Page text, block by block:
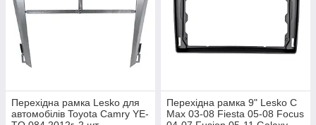
Перехідна рамка Lesko для
автомобілів Toyota Camry YE-
Перехідна рамка 9" Lesko C
Max 03-08 Fiesta 05-08 Focus